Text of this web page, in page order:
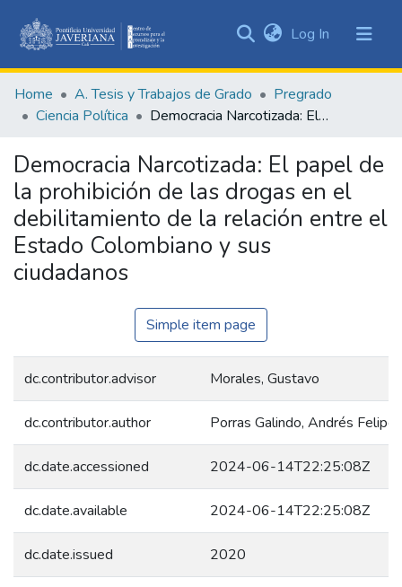
&
Collections
Statistics
Log In (current)
Home A. Tesis y Trabajos de Grado
Pregrado
Ciencia Política
Democracia Narcotizada: El papel de la prohibición de las drogas en el debilitamiento de la relación entre el Estado Colombiano y sus ciudadanos
Democracia Narcotizada: El papel de
la prohibición de las drogas en el
debilitamiento de la relación entre el
Estado Colombiano y sus
ciudadanos
Simple item page
dc.contributor.advisor Morales, Gustavo
dc.contributor.author Porras Galindo, Andrés Felipe
dc.date.accessioned 2024-06-14T22:25:08Z
dc.date.available 2024-06-14T22:25:08Z
dc.date.issued 2020